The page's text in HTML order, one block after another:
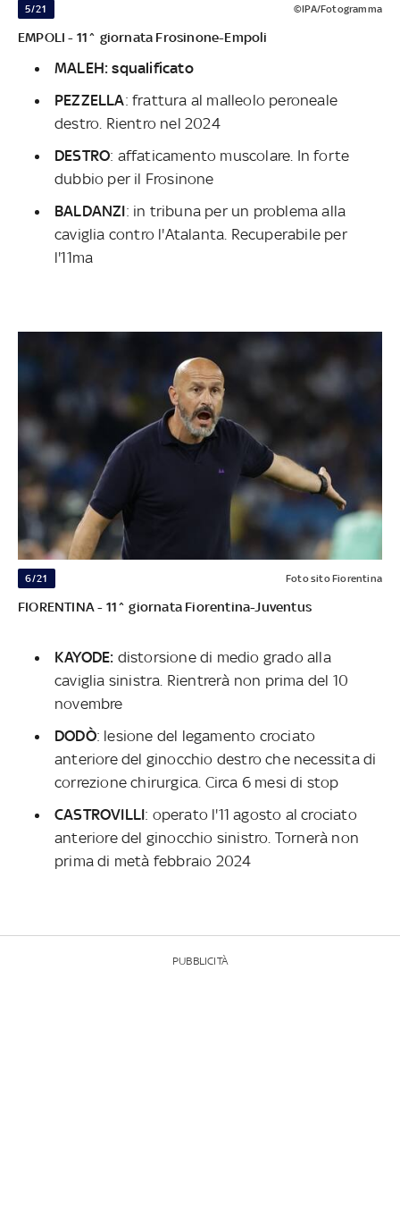
5/21 ©IPA/Fotogramma
EMPOLI - 11^ giornata Frosinone-Empoli
MALEH: squalificato
PEZZELLA: frattura al malleolo peroneale
destro. Rientro nel 2024
DESTRO: affaticamento muscolare. In forte
dubbio per il Frosinone
BALDANZI: in tribuna per un problema alla
caviglia contro l'Atalanta. Recuperabile per
l'11ma
6/21 Foto sito Fiorentina
FIORENTINA - 11^ giornata Fiorentina-Juventus
KAYODE: distorsione di medio grado alla
caviglia sinistra. Rientrerà non prima del 10
novembre
DODÒ: lesione del legamento crociato
anteriore del ginocchio destro che necessita di
correzione chirurgica. Circa 6 mesi di stop
CASTROVILLI: operato l'11 agosto al crociato
anteriore del ginocchio sinistro. Tornerà non
prima di metà febbraio 2024
PUBBLICITÀ